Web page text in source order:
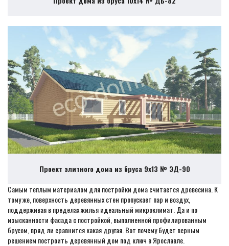
Проект элитного дома из бруса 9х13 № ЭД-90
Самым теплым материалом для постройки дома считается древесина. К
тому же, поверхность деревянных стен пропускает пар и воздух,
поддерживая в пределах жилья идеальный микроклимат. Да и по
изысканности фасада с постройкой, выполненной профилированным
брусом, вряд ли сравнится какая другая. Вот почему будет верным
решением построить деревянный дом под ключ в Ярославле.